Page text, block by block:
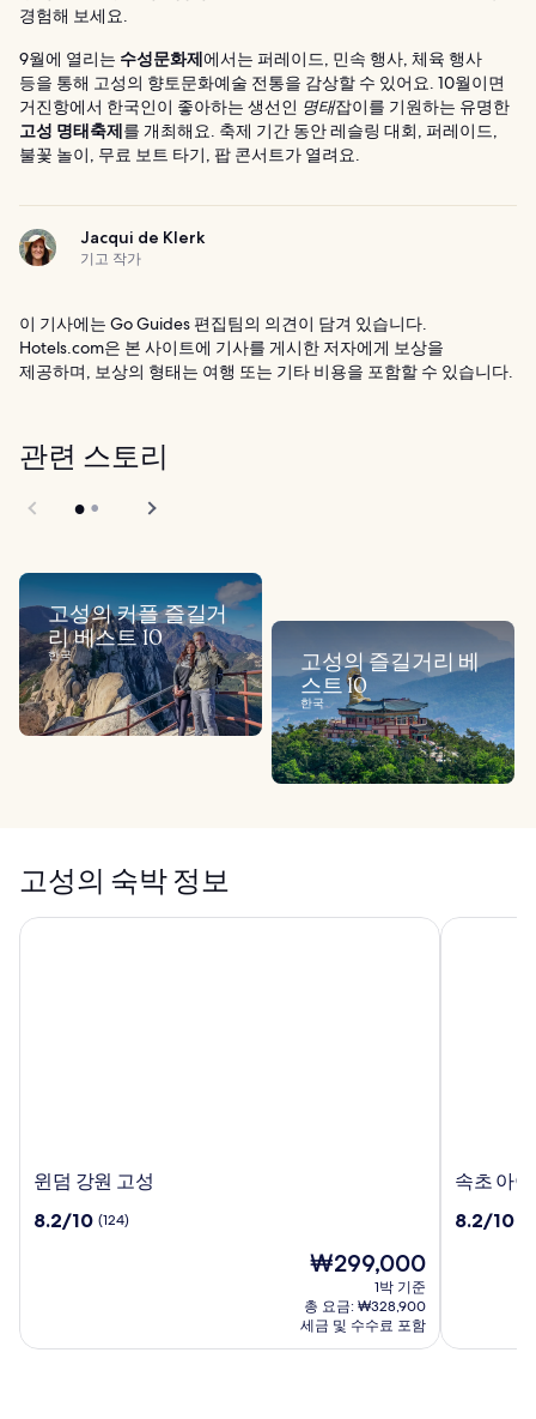
경험해 보세요.
9월에 열리는 수성문화제 에서는 퍼레이드, 민속 행사, 체육 행사
등을 통해 고성의 향토문화예술 전통을 감상할 수 있어요. 10월이면
거진항에서 한국인이 좋아하는 생선인 명태잡이를 기원하는 유명한
고성 명태축제 를 개최해요. 축제 기간 동안 레슬링 대회, 퍼레이드,
불꽃 놀이, 무료 보트 타기, 팝 콘서트가 열려요.
Jacqui de Klerk
기고 작가
이 기사에는 Go Guides 편집팀의 의견이 담겨 있습니다.
Hotels.com은 본 사이트에 기사를 게시한 저자에게 보상을
제공하며, 보상의 형태는 여행 또는 기타 비용을 포함할 수 있습니다.
관련 스토리
고성의 커플 즐길거
리 베스트 10
한국
고성의 즐길거리 베
스트 10
한국
고성의 숙박 정보
윈
강
윈덤 강원 고성
10
점,
8.2/10 (124)
현
요
금
₩299,000
₩299,000
1박 기준
총 요금: ₩328,900
세금 및 수수료 포함
윈덤 강원 고성
속
아
위
속초 아
10
점,
8.2/10
속초 아이